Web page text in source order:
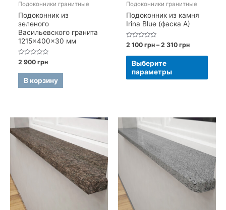
Подоконники гранитные
Подоконник из
зеленого
Васильевского гранита
1215×400×30 мм
Оценка
0
из
2 900грн
В корзину
Подоконники гранитные
Подоконник из камня
Irina Blue (фаска A)
Оценка
0
из
2 100грн – 2 310грнДиапазон
Выберите
параметры
Этот
на